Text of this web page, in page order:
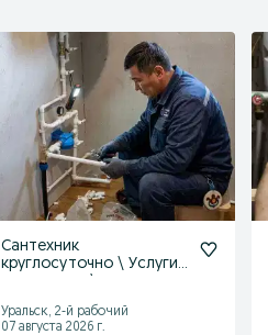
Сантехник
круглосуточно \ Услуги
Уральск, 2-й рабочий
07 августа 2026 г.